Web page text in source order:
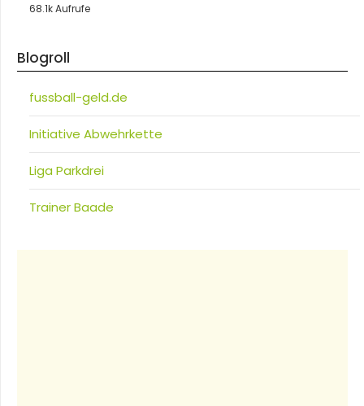
68.1k Aufrufe
Blogroll
fussball-geld.de
Initiative Abwehrkette
Liga Parkdrei
Trainer Baade